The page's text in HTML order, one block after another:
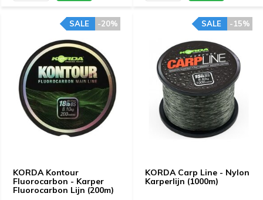
KORDA Kontour
Fluorocarbon - Karper
Fluorocarbon Lijn (200m)
-20%
SALE
KORDA Carp Line - Nylon
Karperlijn (1000m)
-15%
SALE